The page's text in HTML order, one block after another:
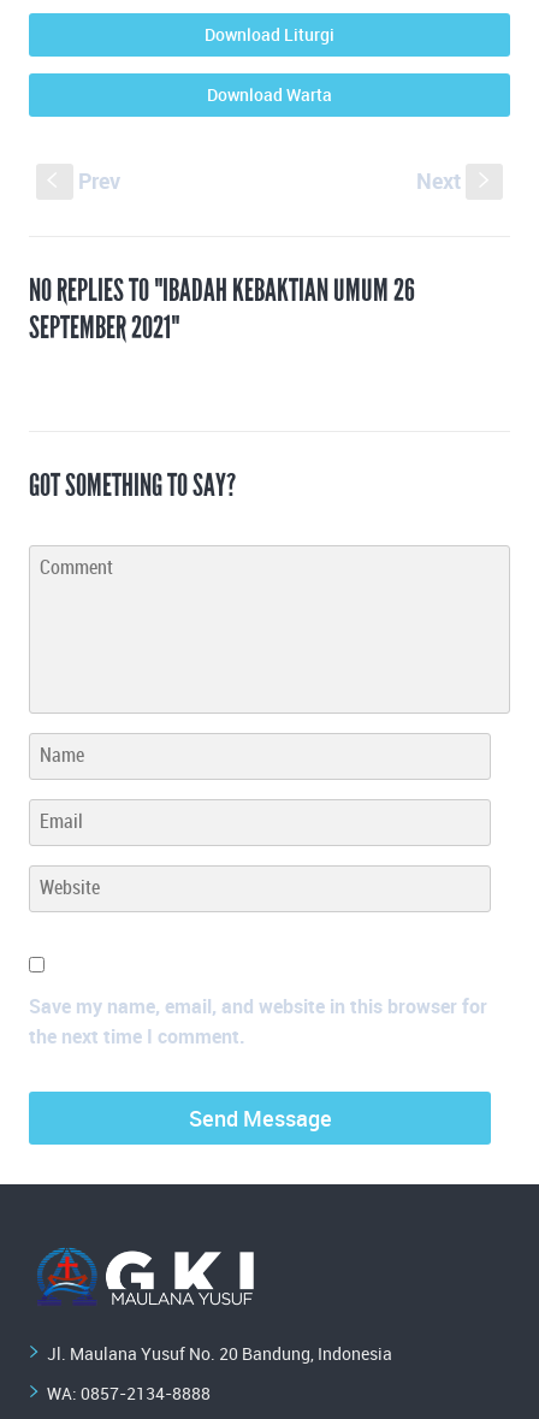
Download Liturgi
Download Warta
Prev Next
NO REPLIES TO "IBADAH KEBAKTIAN UMUM 26
SEPTEMBER 2021"
GOT SOMETHING TO SAY?
Save my name, email, and website in this browser for
the next time I comment.
Jl. Maulana Yusuf No. 20 Bandung, Indonesia
WA: 0857-2134-8888